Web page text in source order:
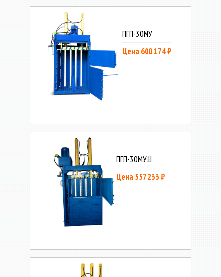
ПГП-30МУ
Цена 600 174 ₽
ПГП-30МУШ
Цена 557 233 ₽